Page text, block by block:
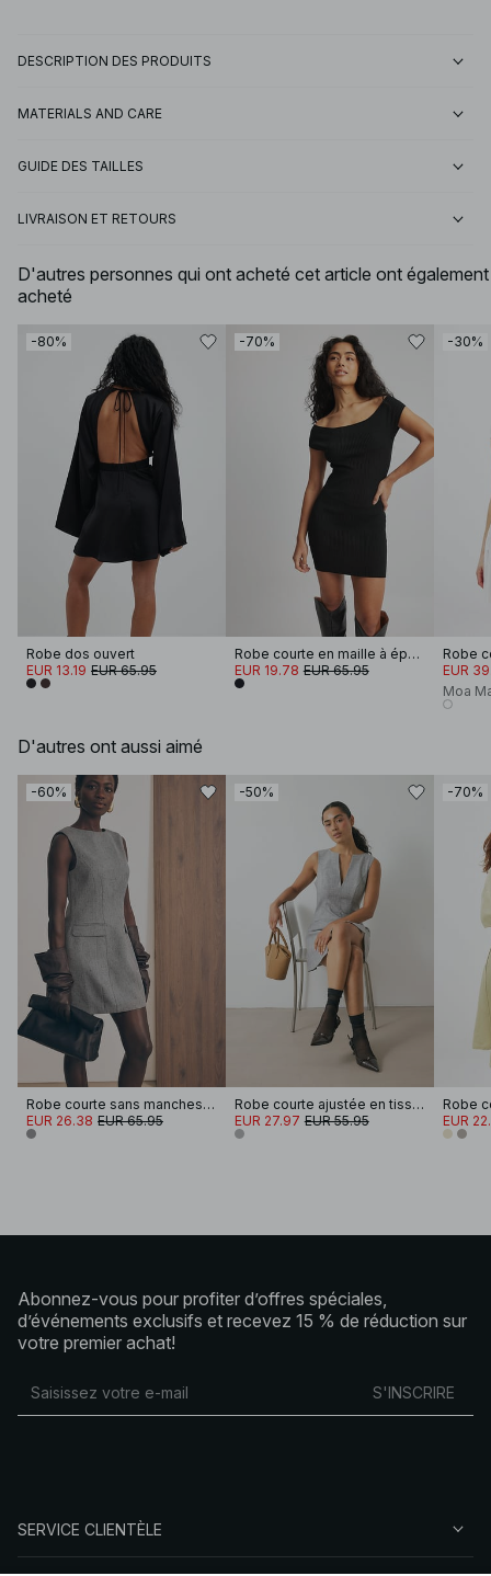
DESCRIPTION DES PRODUITS
MATERIALS AND CARE
GUIDE DES TAILLES
LIVRAISON ET RETOURS
D'autres personnes qui ont acheté cet article ont également
acheté
-80%
Robe dos ouvert
EUR 13.19 EUR 65.95
-70%
Robe courte en maille à épaules dénudées
EUR 19.78 EUR 65.95
-30%
EUR
Moa
D'autres ont aussi aimé
-60%
Robe courte sans manches ajustée
EUR 26.38 EUR 65.95
-50%
Robe courte ajustée en tissu mélangé à col en V
EUR 27.97 EUR 55.95
-70%
EUR
Abonnez-vous pour profiter d’offres spéciales,
d’événements exclusifs et recevez 15 % de réduction sur
votre premier achat!
S'INSCRIRE
SERVICE CLIENTÈLE